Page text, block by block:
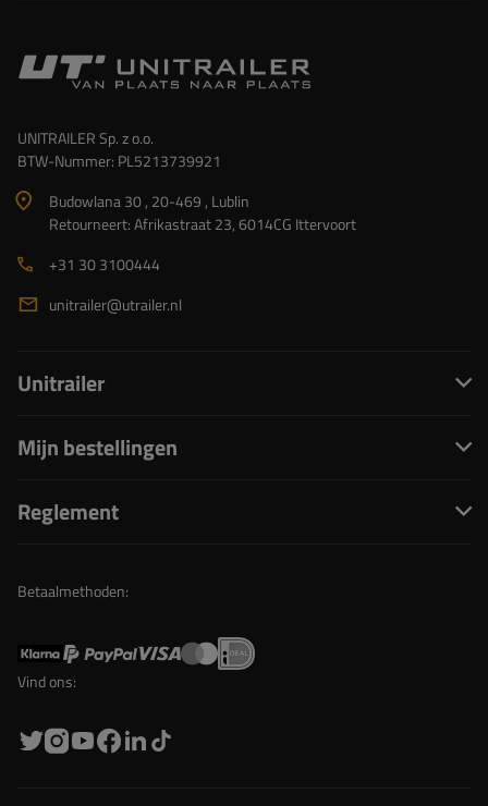
UNITRAILER Sp. z o.o.
BTW-Nummer: PL5213739921
Budowlana 30 , 20-469 , Lublin
Retourneert: Afrikastraat 23, 6014CG Ittervoort
+31 30 3100444
unitrailer@utrailer.nl
Unitrailer
Mijn bestellingen
Reglement
Betaalmethoden:
Vind ons: